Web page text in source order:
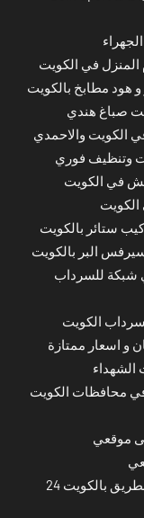
المنزل في الكويت
هود مطابخ بالكويت
صباغ هندي
الكويت والاحمدي
وتنظيف فوري
في الكويت
ستائر بالكويت
البر بالكويت
للسرداب
الكويت
و اسعار ممتازة
موقعي
بنشر تصليح سيارات متنقل متطور على الطريق بالكويت 24